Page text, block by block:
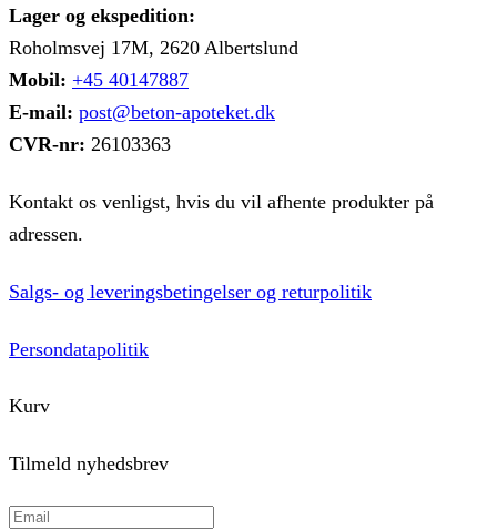
Lager og ekspedition:
Roholmsvej 17M, 2620 Albertslund
Mobil: +45 40147887
E-mail: post@beton-apoteket.dk
CVR-nr: 26103363
Kontakt os venligst, hvis du vil afhente produkter på
adressen.
Salgs- og leveringsbetingelser og returpolitik
Persondatapolitik
Kurv
Tilmeld nyhedsbrev